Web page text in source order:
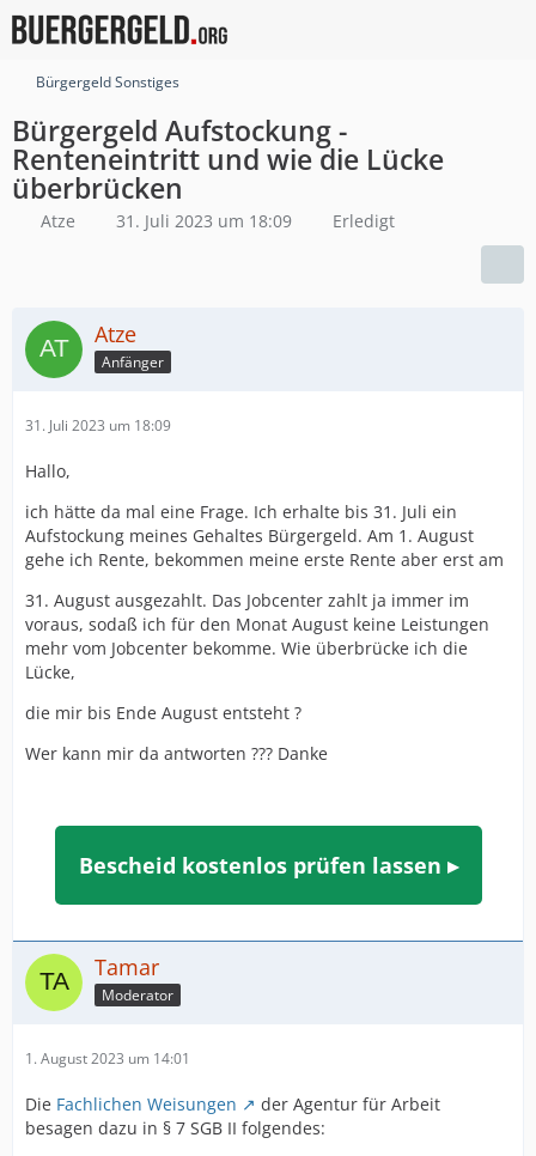
Bürgergeld Sonstiges
Bürgergeld Aufstockung -
Renteneintritt und wie die Lücke
überbrücken
Atze 31. Juli 2023 um 18:09 Erledigt
Atze
Anfänger
31. Juli 2023 um 18:09
Hallo,
ich hätte da mal eine Frage. Ich erhalte bis 31. Juli ein
Aufstockung meines Gehaltes Bürgergeld. Am 1. August
gehe ich Rente, bekommen meine erste Rente aber erst am
31. August ausgezahlt. Das Jobcenter zahlt ja immer im
voraus, sodaß ich für den Monat August keine Leistungen
mehr vom Jobcenter bekomme. Wie überbrücke ich die
Lücke,
die mir bis Ende August entsteht ?
Wer kann mir da antworten ??? Danke
Bescheid kostenlos prüfen lassen ▸
Tamar
Moderator
1. August 2023 um 14:01
Die Fachlichen Weisungen
der Agentur für Arbeit
besagen dazu in § 7 SGB II folgendes: